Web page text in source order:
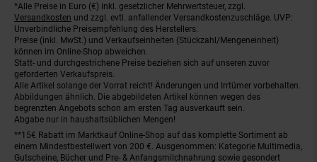
Fußnoten
*Alle Preise in Euro (€) inkl. gesetzlicher Mehrwertsteuer, zzgl.
Versandkosten und zzgl. evtl. anfallender Versandkostenzuschläge. UVP:
Unverbindliche Preisempfehlung des Herstellers.
Preise (inkl. MwSt.) und Verkaufseinheiten (Stückzahl/Mengeneinheit)
können im Online-Shop abweichen.
Statt- und durchgestrichene Preise beziehen sich auf unseren zuvor
geforderten Verkaufspreis.
Alle Artikel solange der Vorrat reicht! Änderungen und Irrtümer vorbehalten.
Abbildungen ähnlich. Die abgebildeten Artikel können wegen des
begrenzten Angebots schon am ersten Tag ausverkauft sein.
Abgabe nur in haushaltsüblichen Mengen!
**15€ Rabatt im Marktkauf Online-Shop auf das komplette Sortiment ab
einem Mindestbestellwert von 200 €. Ausgenommen: Kategorie Multimedia,
Gutscheine, Bücher und Pre- & Anfangsmilchnahrung sowie gesondert